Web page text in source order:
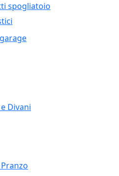
spogliatoio
Divani